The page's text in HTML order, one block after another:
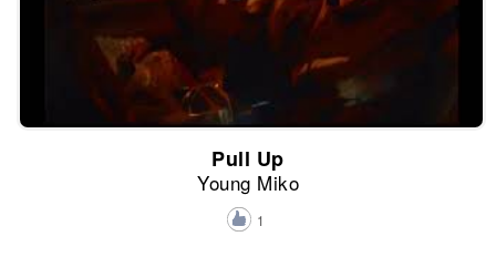
Pull Up
Young Miko
1